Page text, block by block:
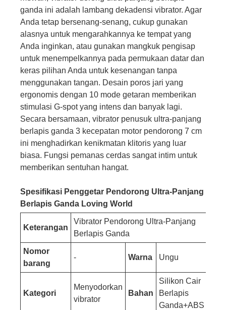
ganda ini adalah lambang dekadensi vibrator. Agar
Anda tetap bersenang-senang, cukup gunakan
alasnya untuk mengarahkannya ke tempat yang
Anda inginkan, atau gunakan mangkuk pengisap
untuk menempelkannya pada permukaan datar dan
keras pilihan Anda untuk kesenangan tanpa
menggunakan tangan. Desain poros jari yang
ergonomis dengan 10 mode getaran memberikan
stimulasi G-spot yang intens dan banyak lagi.
Secara bersamaan, vibrator penusuk ultra-panjang
berlapis ganda 3 kecepatan motor pendorong 7 cm
ini menghadirkan kenikmatan klitoris yang luar
biasa. Fungsi pemanas cerdas sangat intim untuk
memberikan sentuhan hangat.
Spesifikasi Penggetar Pendorong Ultra-Panjang
Berlapis Ganda Loving World
Keterangan
Vibrator Pendorong Ultra-Panjang
Berlapis Ganda
Nomor
barang
- Warna Ungu
Kategori
Menyodorkan
vibrator
Bahan
Silikon Cair
Berlapis
Ganda+ABS